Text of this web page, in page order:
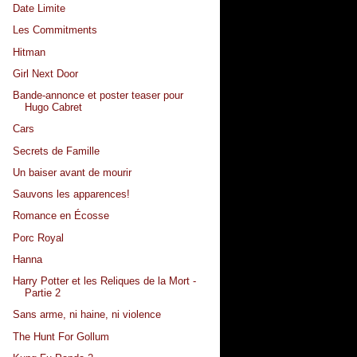
Date Limite
Les Commitments
Hitman
Girl Next Door
Bande-annonce et poster teaser pour
Hugo Cabret
Cars
Secrets de Famille
Un baiser avant de mourir
Sauvons les apparences!
Romance en Écosse
Porc Royal
Hanna
Harry Potter et les Reliques de la Mort -
Partie 2
Sans arme, ni haine, ni violence
The Hunt For Gollum